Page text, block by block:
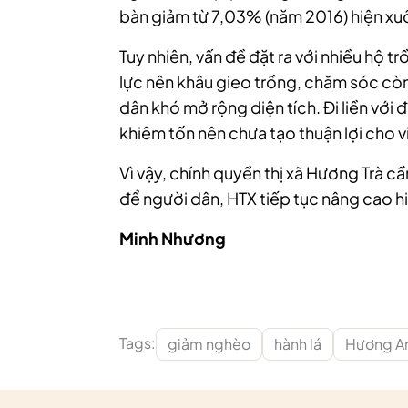
bàn giảm từ 7,03% (năm 2016) hiện
Tuy nhiên, vấn đề đặt ra với nhiều hộ
lực nên khâu gieo trồng, chăm sóc
dân khó mở rộng diện tích. Đi liền với
khiêm tốn nên chưa tạo thuận lợi cho
Vì vậy, chính quyền thị xã Hương Trà
để người dân, HTX tiếp tục nâng cao
Minh Nhương
Tags: giảm nghèo hành lá Hương